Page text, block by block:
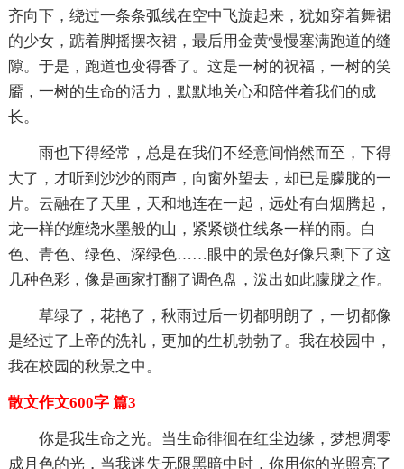
齐向下，绕过一条条弧线在空中飞旋起来，犹如穿着舞裙
的少女，踮着脚摇摆衣裙，最后用金黄慢慢塞满跑道的缝
隙。于是，跑道也变得香了。这是一树的祝福，一树的笑
靥，一树的生命的活力，默默地关心和陪伴着我们的成
长。
雨也下得经常，总是在我们不经意间悄然而至，下得
大了，才听到沙沙的雨声，向窗外望去，却已是朦胧的一
片。云融在了天里，天和地连在一起，远处有白烟腾起，
龙一样的缠绕水墨般的山，紧紧锁住线条一样的雨。白
色、青色、绿色、深绿色……眼中的景色好像只剩下了这
几种色彩，像是画家打翻了调色盘，泼出如此朦胧之作。
草绿了，花艳了，秋雨过后一切都明朗了，一切都像
是经过了上帝的洗礼，更加的生机勃勃了。我在校园中，
我在校园的秋景之中。
散文作文600字 篇3
你是我生命之光。当生命徘徊在红尘边缘，梦想凋零
成月色的光，当我迷失无限黑暗中时，你用你的光照亮了